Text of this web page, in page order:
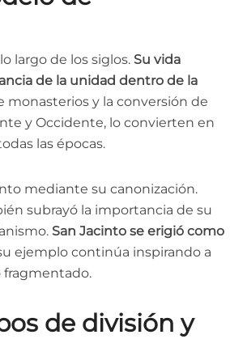
largo de los siglos. Su vida
de la unidad dentro de la
monasterios y la conversión de
y Occidente, lo convierten en
las épocas.
mediante su canonización.
subrayó la importancia de su
San Jacinto se erigió como
ejemplo continúa inspirando a
de división y